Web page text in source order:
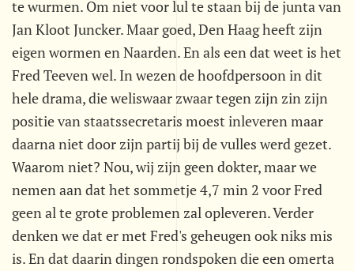
te wurmen. Om niet voor lul te staan bij de junta van
Jan Kloot Juncker. Maar goed, Den Haag heeft zijn
eigen wormen en Naarden. En als een dat weet is het
Fred Teeven wel. In wezen de hoofdpersoon in dit
hele drama, die weliswaar zwaar tegen zijn zin zijn
positie van staatssecretaris moest inleveren maar
daarna niet door zijn partij bij de vulles werd gezet.
Waarom niet? Nou, wij zijn geen dokter, maar we
nemen aan dat het sommetje 4,7 min 2 voor Fred
geen al te grote problemen zal opleveren. Verder
denken we dat er met Fred's geheugen ook niks mis
is. En dat daarin dingen rondspoken die een omerta